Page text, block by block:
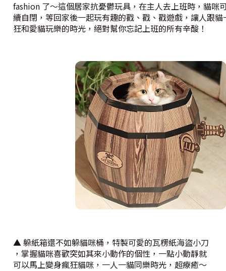
fashion 了～這個居家抗憂鬱玩具，在主人去上班時，貓咪
續自閉，等回家後一起玩有趣的戳、戳、戳遊戲，讓人跟
狂和愛貓玩樂的時光，絕對幫你忘記上班的所有辛酸！
▲ 躲紙箱還不如躲貓咪桶，特製可愛的瓦楞紙海盜小刀
，掌握貓咪喜歡突如其來小動作的個性，一點小動靜就
可以馬上變身瘋狂貓咪，一人一貓同樂時光，超療癒～